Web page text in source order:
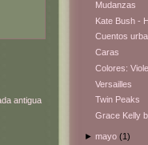
antigua
Mudanzas
Kate Bush -
Cuentos
Caras
Colores:
Versailles
Twin Peaks
Grace Kelly
►mayo(1)